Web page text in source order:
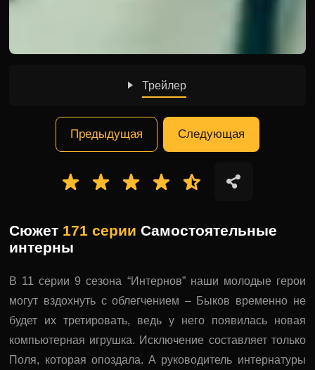
Трейлер
Предыдущая Следующая
Сюжет 171 серии Самостоятельные
интерны
В 11 серии 9 сезона “Интернов” наши молодые герои
могут вздохнуть с облегчением – Быков временно не
будет их третировать, ведь у него появилась новая
компьютерная игрушка. Исключение составляет только
Поля, которая опоздала. А руководитель интернатуры